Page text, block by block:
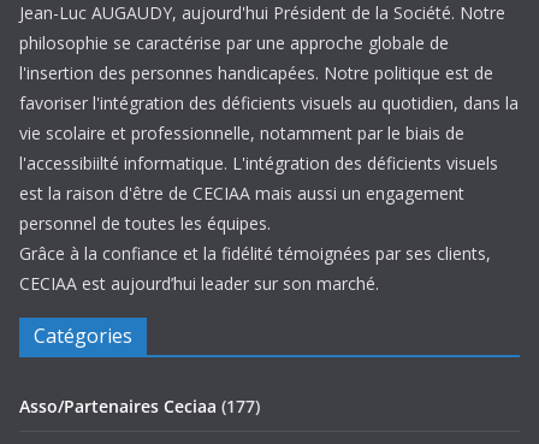
Jean-Luc AUGAUDY, aujourd'hui Président de la Société. Notre
philosophie se caractérise par une approche globale de
l'insertion des personnes handicapées. Notre politique est de
favoriser l'intégration des déficients visuels au quotidien, dans la
vie scolaire et professionnelle, notamment par le biais de
l'accessibiilté informatique. L'intégration des déficients visuels
est la raison d'être de CECIAA mais aussi un engagement
personnel de toutes les équipes.
Grâce à la confiance et la fidélité témoignées par ses clients,
CECIAA est aujourd’hui leader sur son marché.
Catégories
Asso/Partenaires Ceciaa (177)